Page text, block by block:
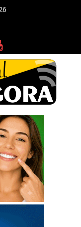
tratos são presos em
ambiental
celulares antigos em